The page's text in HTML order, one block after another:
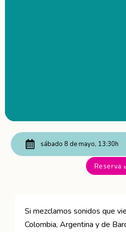
sábado 8 de mayo, 13:30h
Reserva
Si mezclamos sonidos que
Colombia, Argentina y de